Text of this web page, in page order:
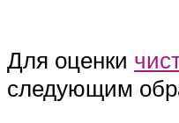
Для оценки
следующим